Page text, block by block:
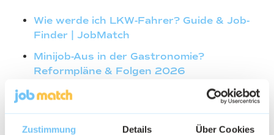
Zustimmung Details Über Cookies
Wie werde ich LKW-Fahrer? Guide & Job-
Finder | JobMatch
Minijob-Aus in der Gastronomie?
Reformpläne & Folgen 2026
LKW-Fahrer Gehaltswünsche Juli 2026:
Anstieg auf 3.373 € im Marktvergleich
Gehaltswünsche Dienstleistung &